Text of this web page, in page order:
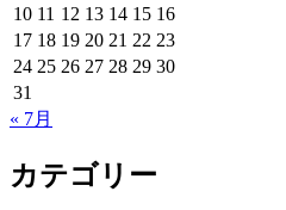
10 11 12 13 14 15 16
17 18 19 20 21 22 23
24 25 26 27 28 29 30
31
« 7月
カテゴリー